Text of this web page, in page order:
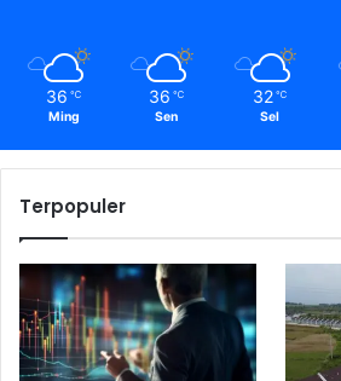
36 ℃
Ming
36 ℃
Sen
32 ℃
Sel
Terpopuler